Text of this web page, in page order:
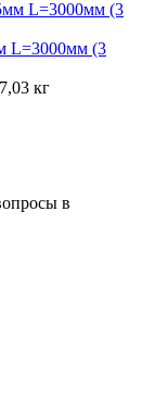
L=3000мм (3
кг
в